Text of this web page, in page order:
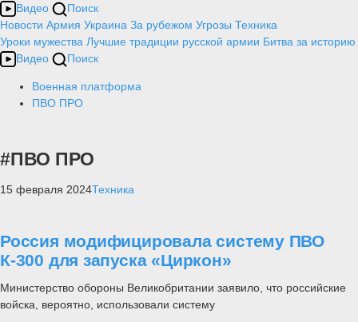
Видео
Поиск
Новости Армия Украина За рубежом Угрозы Техника
Уроки мужества Лучшие традиции русской армии Битва за историю
Видео
Поиск
Военная платформа
ПВО ПРО
#ПВО ПРО
15 февраля 2024Техника
Россия модифицировала систему ПВО
К-300 для запуска «Циркон»
Министерство обороны Великобритании заявило, что российские
войска, вероятно, использовали систему